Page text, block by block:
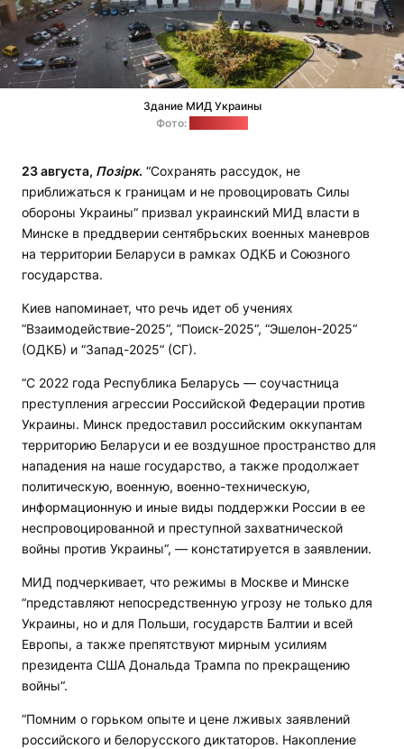
Здание МИД Украины
Фото:
23 августа, Позірк. “Сохранять рассудок, не
приближаться к границам и не провоцировать Силы
обороны Украины“ призвал украинский МИД власти в
Минске в преддверии сентябрьских военных маневров
на территории Беларуси в рамках ОДКБ и Союзного
государства.
Киев напоминает, что речь идет об учениях
“Взаимодействие-2025“, “Поиск-2025“, “Эшелон-2025“
(ОДКБ) и “Запад-2025“ (СГ).
“С 2022 года Республика Беларусь — соучастница
преступления агрессии Российской Федерации против
Украины. Минск предоставил российским оккупантам
территорию Беларуси и ее воздушное пространство для
нападения на наше государство, а также продолжает
политическую, военную, военно-техническую,
информационную и иные виды поддержки России в ее
неспровоцированной и преступной захватнической
войны против Украины“, — констатируется в заявлении.
МИД подчеркивает, что режимы в Москве и Минске
“представляют непосредственную угрозу не только для
Украины, но и для Польши, государств Балтии и всей
Европы, а также препятствуют мирным усилиям
президента США Дональда Трампа по прекращению
войны“.
“Помним о горьком опыте и цене лживых заявлений
российского и белорусского диктаторов. Накопление